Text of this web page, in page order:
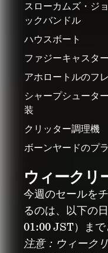
スローカムズ・ジ
ックバンドル
ハウスボート
ファジーキャスタ
アホロートルのフ
シャープシュータ
装
クリッター調理機
ボーンヤードのプ
ウィークリ
今週のセールを
るのは、以下の
01:00 JST）まで
注意：ウィーク